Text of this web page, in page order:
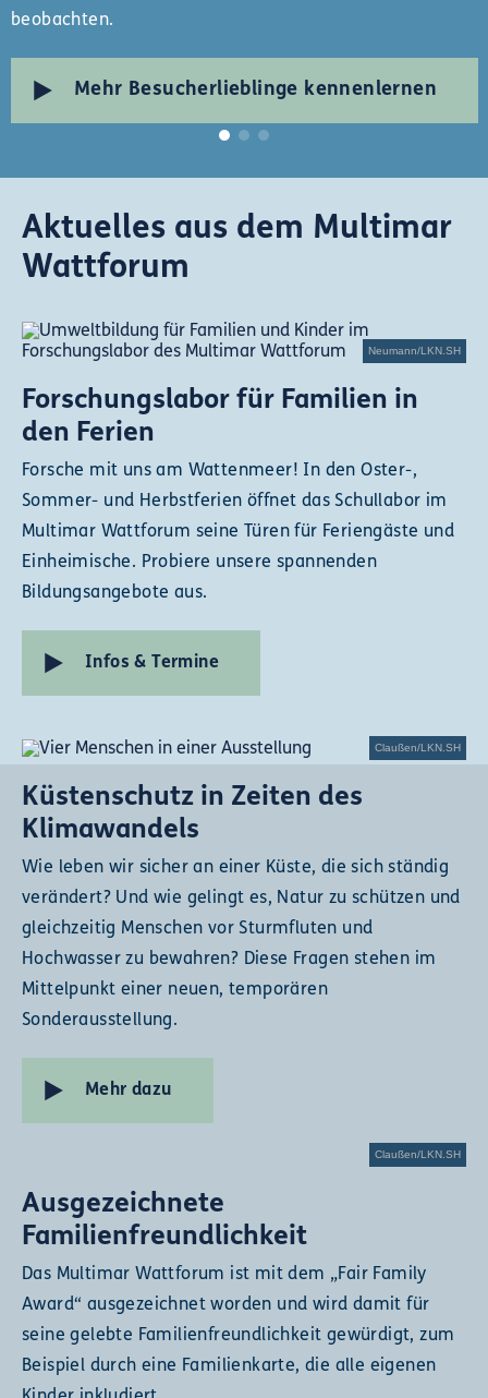
beobachten.
Mehr Besucherlieblinge kennenlernen
Aktuelles aus dem Multimar
Wattforum
Neumann/LKN.SH
Forschungslabor für Familien in
den Ferien
Forsche mit uns am Wattenmeer! In den Oster-,
Sommer- und Herbstferien öffnet das Schullabor im
Multimar Wattforum seine Türen für Feriengäste und
Einheimische. Probiere unsere spannenden
Bildungsangebote aus.
Infos & Termine
Claußen/LKN.SH
Küstenschutz in Zeiten des
Klimawandels
Wie leben wir sicher an einer Küste, die sich ständig
verändert? Und wie gelingt es, Natur zu schützen und
gleichzeitig Menschen vor Sturmfluten und
Hochwasser zu bewahren? Diese Fragen stehen im
Mittelpunkt einer neuen, temporären
Sonderausstellung.
Mehr dazu
Claußen/LKN.SH
Ausgezeichnete
Familienfreundlichkeit
Das Multimar Wattforum ist mit dem „Fair Family
Award“ ausgezeichnet worden und wird damit für
seine gelebte Familienfreundlichkeit gewürdigt, zum
Beispiel durch eine Familienkarte, die alle eigenen